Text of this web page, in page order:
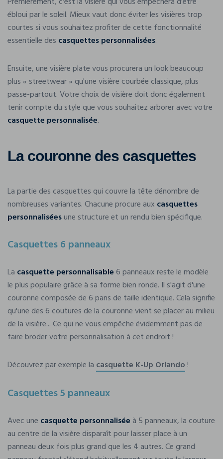
ébloui par le soleil. Mieux vaut donc éviter les visières trop
courtes si vous souhaitez profiter de cette fonctionnalité
essentielle des casquettes personnalisées.
Ensuite, une visière plate vous procurera un look beaucoup
plus « streetwear » qu'une visière courbée classique, plus
passe-partout. Votre choix de visière doit donc également
tenir compte du style que vous souhaitez arborer avec votre
casquette personnalisée.
La couronne des casquettes
La partie des casquettes qui couvre la tête dénombre de
nombreuses variantes. Chacune procure aux casquettes
personnaliséesune structure et un rendu bien spécifique.
Casquettes 6 panneaux
La casquette personnalisable 6 panneaux reste le modèle
le plus populaire grâce à sa forme bien ronde. Il s'agit d'une
couronne composée de 6 pans de taille identique. Cela signifie
qu'une des 6 coutures de la couronne vient se placer au milieu
de la visière... Ce qui ne vous empêche évidemment pas de
faire broder votre personnalisation à cet endroit !
Découvrez par exemple la casquette K-Up Orlando!
Casquettes 5 panneaux
Avec une casquette personnalisée à 5 panneaux, la couture
au centre de la visière disparaît pour laisser place à un
panneau deux fois plus grand que les 4 autres. Ce grand